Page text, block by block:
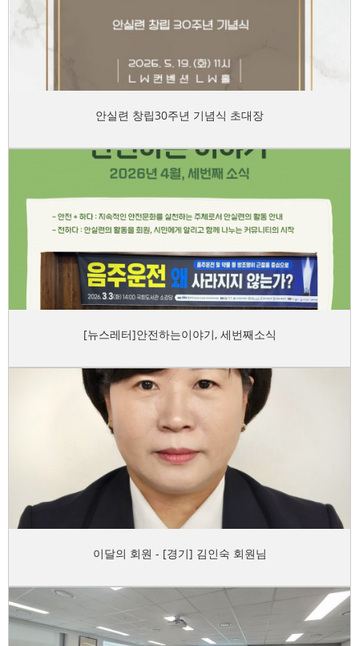
안실련 창립30주년 기념식 초대장
[뉴스레터]안전하는이야기, 세번째소식
이달의 회원 - [경기] 김인숙 회원님